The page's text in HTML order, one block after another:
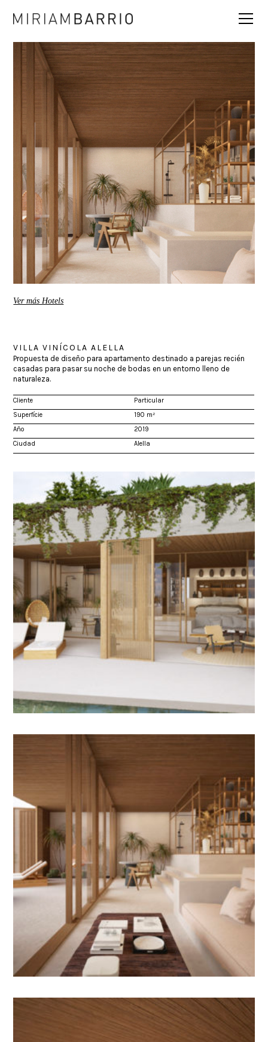
Ver más Hotels
VILLA VINÍCOLA ALELLA
Propuesta de diseño para apartamento destinado a parejas recién
casadas para pasar su noche de bodas en un entorno lleno de
naturaleza.
Cliente
Particular
Superfície
190 m²
Año
2019
Ciudad
Alella